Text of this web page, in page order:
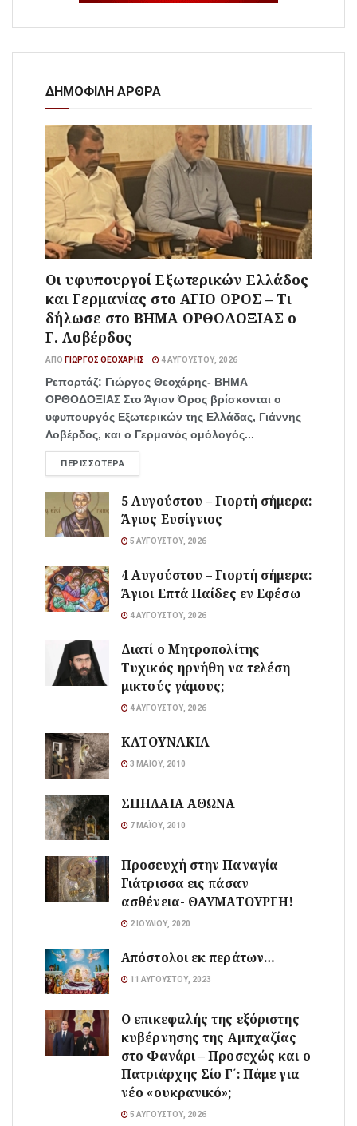
ΔΗΜΟΦΙΛΗ ΑΡΘΡΑ
Οι υφυπουργοί Εξωτερικών Ελλάδος
και Γερμανίας στο ΑΓΙΟ ΟΡΟΣ – Τι
δήλωσε στο ΒΗΜΑ ΟΡΘΟΔΟΞΙΑΣ ο
Γ. Λοβέρδος
ΑΠΌ ΓΙΏΡΓΟΣ ΘΕΟΧΆΡΗΣ 4 ΑΥΓΟΎΣΤΟΥ, 2026
Ρεπορτάζ: Γιώργος Θεοχάρης- ΒΗΜΑ
ΟΡΘΟΔΟΞΙΑΣ Στο Άγιον Όρος βρίσκονται ο
υφυπουργός Εξωτερικών της Ελλάδας, Γιάννης
Λοβέρδος, και ο Γερμανός ομόλογός...
ΠΕΡΙΣΣΌΤΕΡΑ
5 Αυγούστου – Γιορτή σήμερα:
Άγιος Ευσίγνιος
5 ΑΥΓΟΎΣΤΟΥ, 2026
4 Αυγούστου – Γιορτή σήμερα:
Άγιοι Επτά Παίδες εν Εφέσω
4 ΑΥΓΟΎΣΤΟΥ, 2026
Διατί ο Μητροπολίτης
Τυχικός ηρνήθη να τελέση
μικτούς γάμους;
4 ΑΥΓΟΎΣΤΟΥ, 2026
ΚΑΤΟΥΝΑΚΙΑ
3 ΜΑΪ́ΟΥ, 2010
ΣΠΗΛΑΙΑ ΑΘΩΝΑ
7 ΜΑΪ́ΟΥ, 2010
Προσευχή στην Παναγία
Γιάτρισσα εις πάσαν
ασθένεια- ΘΑΥΜΑΤΟΥΡΓΗ!
2 ΙΟΥΛΊΟΥ, 2020
Απόστολοι εκ περάτων…
11 ΑΥΓΟΎΣΤΟΥ, 2023
Ο επικεφαλής της εξόριστης
κυβέρνησης της Αμπχαζίας
στο Φανάρι – Προσεχώς και ο
Πατριάρχης Σίο Γ΄: Πάμε για
νέο «ουκρανικό»;
5 ΑΥΓΟΎΣΤΟΥ, 2026